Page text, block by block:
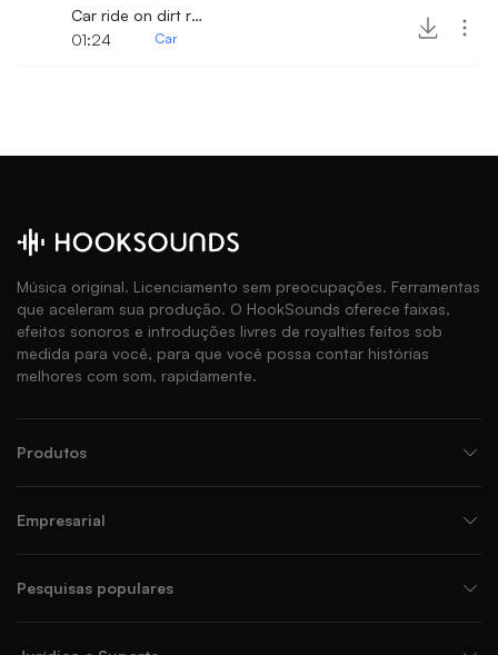
Car ride on dirt road 5
01:24
Car
Música original. Licenciamento sem preocupações. Ferramentas
que aceleram sua produção. O HookSounds oferece faixas,
efeitos sonoros e introduções livres de royalties feitos sob
medida para você, para que você possa contar histórias
melhores com som, rapidamente.
Produtos
Empresarial
Pesquisas populares